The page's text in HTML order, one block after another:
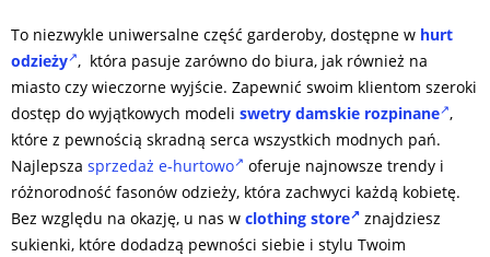
To niezwykle uniwersalne część garderoby, dostępne w hurt
odzieży , która pasuje zarówno do biura, jak również na
miasto czy wieczorne wyjście. Zapewnić swoim klientom szeroki
dostęp do wyjątkowych modeli swetry damskie rozpinane ,
które z pewnością skradną serca wszystkich modnych pań.
Najlepsza sprzedaż e-hurtowo
oferuje najnowsze trendy i
różnorodność fasonów odzieży, która zachwyci każdą kobietę.
Bez względu na okazję, u nas w clothing store
znajdziesz
sukienki, które dodadzą pewności siebie i stylu Twoim